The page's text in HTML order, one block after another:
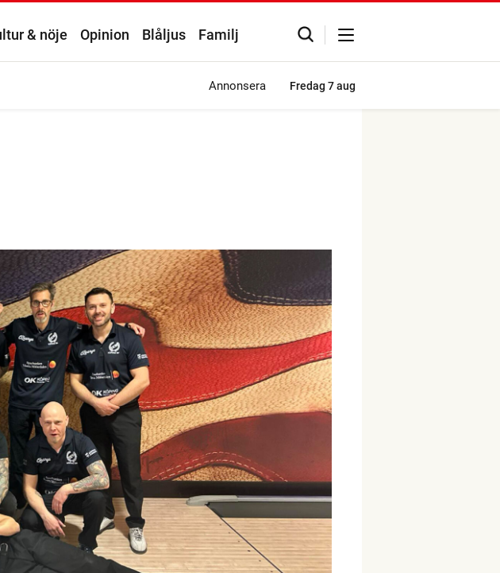
& nöje Opinion Blåljus Familj
Annonsera Fredag 7 aug